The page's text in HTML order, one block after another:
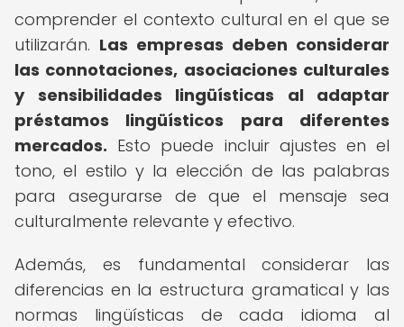
comprender el contexto cultural en el que se
utilizarán. Las empresas deben considerar
las connotaciones, asociaciones culturales
y sensibilidades lingüísticas al adaptar
préstamos lingüísticos para diferentes
mercados. Esto puede incluir ajustes en el
tono, el estilo y la elección de las palabras
para asegurarse de que el mensaje sea
culturalmente relevante y efectivo.
Además, es fundamental considerar las
diferencias en la estructura gramatical y las
normas lingüísticas de cada idioma al